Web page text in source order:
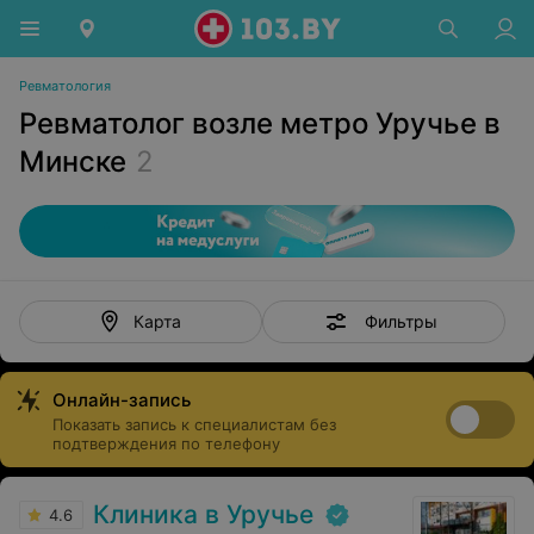
Ревматология
Ревматолог возле метро Уручье в
Минске 2
Карта Фильтры
Онлайн-запись
Показать запись к специалистам без
подтверждения по телефону
4.6 Клиника в Уручье